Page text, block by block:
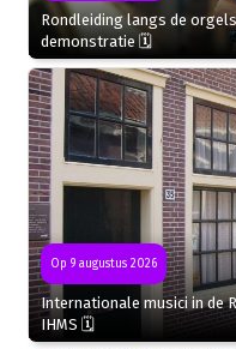
Rondleiding langs de
demonstratie 🗓
Op 9 augustus 2026
Internationale musici in de
IHMS 🗓